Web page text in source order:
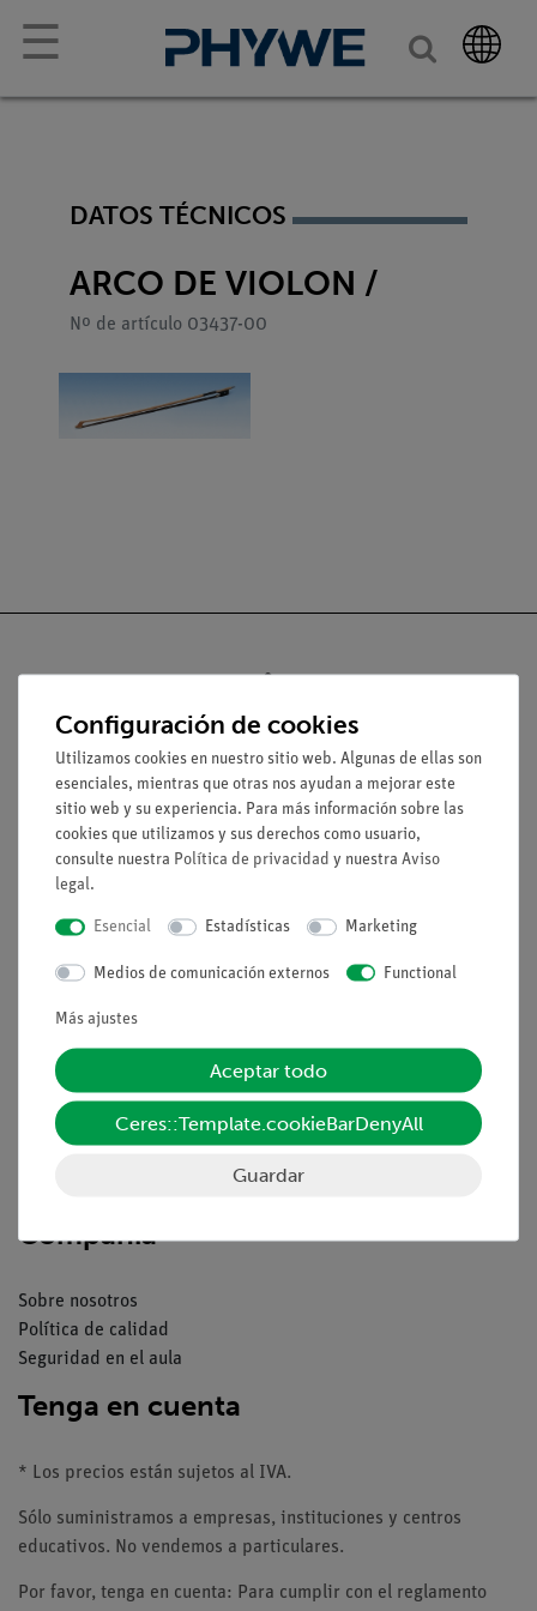
☰
DATOS TÉCNICOS
ARCO DE VIOLON /
Nº de artículo 03437-00
Nach oben
Aviso lega
Contacto
Declaración de privacidad
Servicio
Resumen del servicio
Descargas
Catálogos
Compañía
Sobre nosotros
Política de calidad
Seguridad en el aula
Tenga en cuenta
* Los precios están sujetos al IVA.
Sólo suministramos a empresas, instituciones y centros
educativos. No vendemos a particulares.
Por favor, tenga en cuenta: Para cumplir con el reglamento
Configuración de cookies
Utilizamos cookies en nuestro sitio web. Algunas de ellas son
esenciales, mientras que otras nos ayudan a mejorar este
sitio web y su experiencia. Para más información sobre las
cookies que utilizamos y sus derechos como usuario,
consulte nuestra Política de privacidad y nuestra Aviso
legal.
Esencial Estadísticas Marketing
Medios de comunicación externos Functional
Más ajustes
Aceptar todo
Ceres::Template.cookieBarDenyAll
Guardar